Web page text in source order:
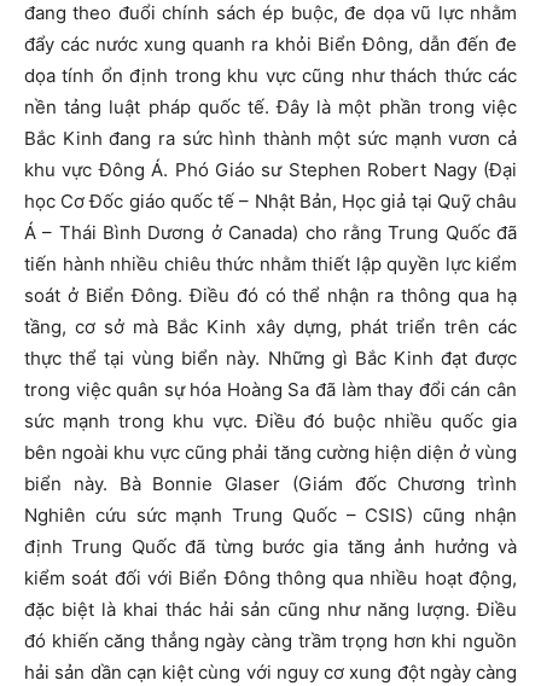
đang theo đuổi chính sách ép buộc, đe dọa vũ lực nhằm
đẩy các nước xung quanh ra khỏi Biển Đông, dẫn đến đe
dọa tính ổn định trong khu vực cũng như thách thức các
nền tảng luật pháp quốc tế. Đây là một phần trong việc
Bắc Kinh đang ra sức hình thành một sức mạnh vươn cả
khu vực Đông Á. Phó Giáo sư Stephen Robert Nagy (Đại
học Cơ Đốc giáo quốc tế – Nhật Bản, Học giả tại Quỹ châu
Á – Thái Bình Dương ở Canada) cho rằng Trung Quốc đã
tiến hành nhiều chiêu thức nhằm thiết lập quyền lực kiểm
soát ở Biển Đông. Điều đó có thể nhận ra thông qua hạ
tầng, cơ sở mà Bắc Kinh xây dựng, phát triển trên các
thực thể tại vùng biển này. Những gì Bắc Kinh đạt được
trong việc quân sự hóa Hoàng Sa đã làm thay đổi cán cân
sức mạnh trong khu vực. Điều đó buộc nhiều quốc gia
bên ngoài khu vực cũng phải tăng cường hiện diện ở vùng
biển này. Bà Bonnie Glaser (Giám đốc Chương trình
Nghiên cứu sức mạnh Trung Quốc – CSIS) cũng nhận
định Trung Quốc đã từng bước gia tăng ảnh hưởng và
kiểm soát đối với Biển Đông thông qua nhiều hoạt động,
đặc biệt là khai thác hải sản cũng như năng lượng. Điều
đó khiến căng thẳng ngày càng trầm trọng hơn khi nguồn
hải sản dần cạn kiệt cùng với nguy cơ xung đột ngày càng